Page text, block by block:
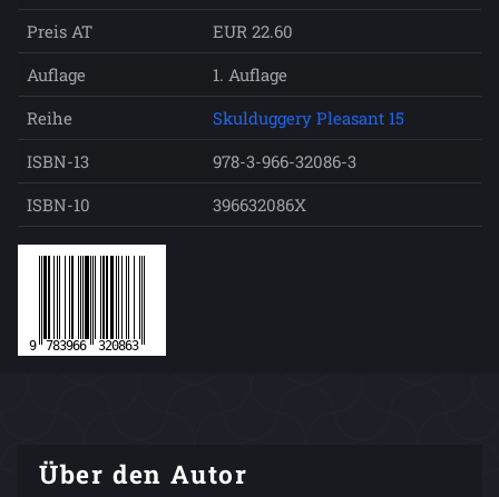
Preis AT
EUR 22.60
Auflage
1. Auflage
Reihe
Skulduggery Pleasant 15
ISBN-13
978-3-966-32086-3
ISBN-10
396632086X
Über den Autor